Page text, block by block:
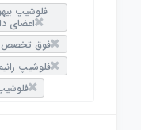
فلوشیپ
اعضای
فوق تخصص
فلوشیپ